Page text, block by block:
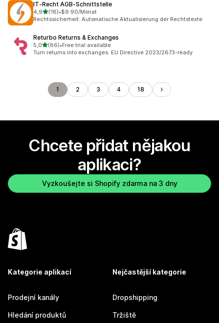
IT‑Recht AGB‑Schnittstelle
4,9z 5 hvězd
(18)
Celkový počet recenzí: 18
•$9.90/Monat
Rechtssicherheit: Automatische Aktualisierung der Rechtstexte
Returbo Returns & Exchanges
5,0z 5 hvězd
(86)
Celkový počet recenzí: 86
•Free trial available
Turn returns into exchanges. EU Directive 2023/2673-ready
1 2 3 4 18
Chcete přidat nějakou
aplikaci?
Vyzkoušejte si Shopify zdarma na 3 dny
Kategorie aplikací
Prodejní kanály
Hledání produktů
Nejčastější kategorie
Dropshipping
Tržiště